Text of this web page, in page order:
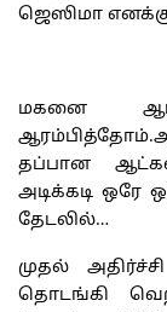
ஜெஸிமா
மகனை
தப்பான
அடிக்கடி ஒரே
தேடலில்…
முதல்
தொடங்கி